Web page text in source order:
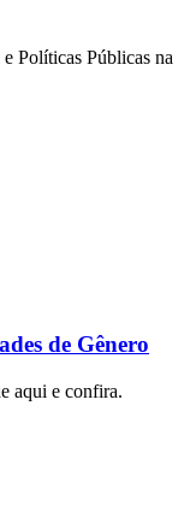
Políticas Públicas na
de Gênero
aqui e confira.